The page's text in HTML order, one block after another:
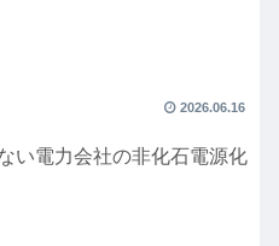
2026.06.16
い電力会社の非化石電源化